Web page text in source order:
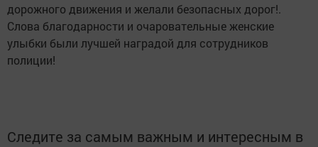
дорожного движения и желали безопасных дорог!.
Слова благодарности и очаровательные женские
улыбки были лучшей наградой для сотрудников
полиции!
Следите за самым важным и интересным в